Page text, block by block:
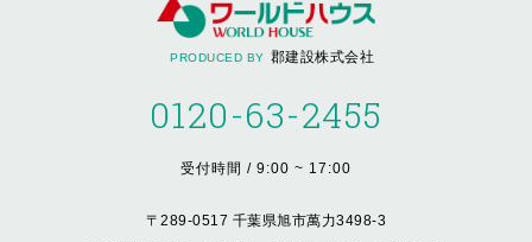
PRODUCED BY 郡建設株式会社
0120-63-2455
受付時間 / 9:00 ~ 17:00
〒289-0517 千葉県旭市萬力3498-3